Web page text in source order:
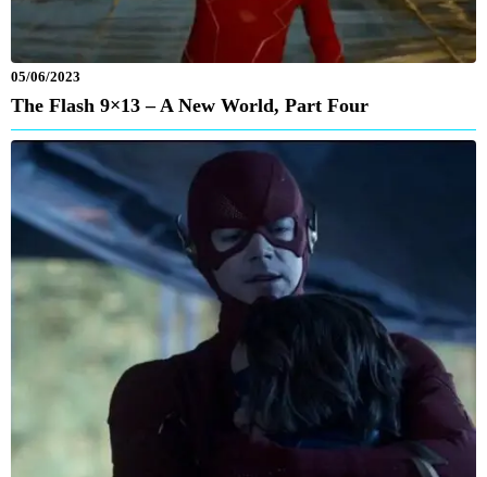
05/06/2023
The Flash 9×13 – A New World, Part Four